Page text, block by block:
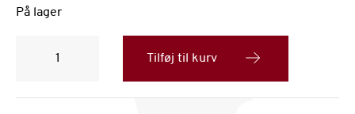
På lager
2012
Tilføj til kurv